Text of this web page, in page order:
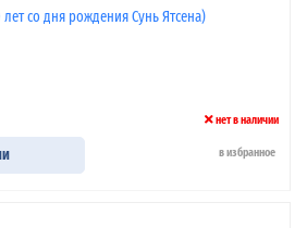
лет со дня рождения Сунь Ятсена)
нет в наличии
в избранное